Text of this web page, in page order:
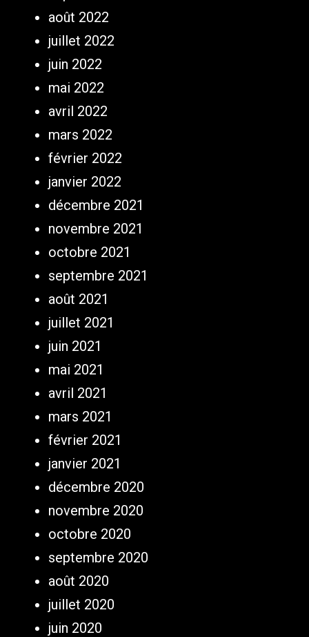
août 2022
juillet 2022
juin 2022
mai 2022
avril 2022
mars 2022
février 2022
janvier 2022
décembre 2021
novembre 2021
octobre 2021
septembre 2021
août 2021
juillet 2021
juin 2021
mai 2021
avril 2021
mars 2021
février 2021
janvier 2021
décembre 2020
novembre 2020
octobre 2020
septembre 2020
août 2020
juillet 2020
juin 2020